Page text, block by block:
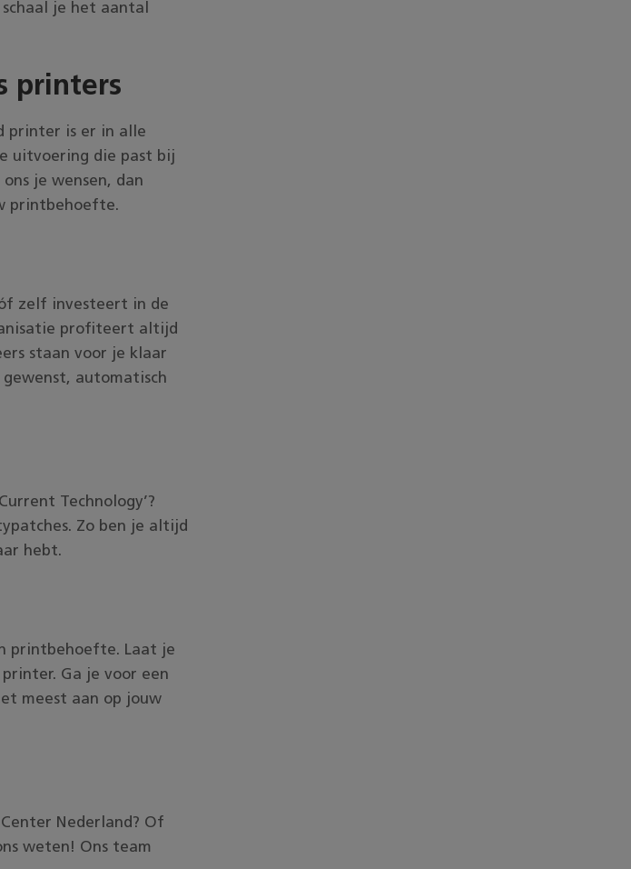
je het aantal
printers
printer is er in alle
uitvoering die past bij
je wensen, dan
printbehoefte.
zelf investeert in de
profiteert altijd
staan voor je klaar
automatisch
Technology’?
Zo ben je altijd
hebt.
printbehoefte. Laat je
Ga je voor een
meest aan op jouw
Nederland? Of
weten! Ons team